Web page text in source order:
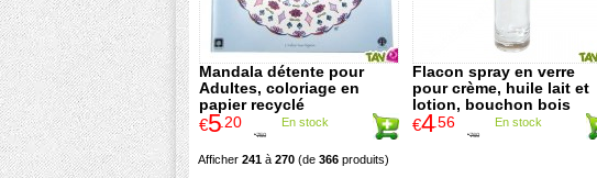
Mandala détente pour
Adultes, coloriage en
papier recyclé
€7.50
€5.20 En stock
Flacon spray en verre
pour crème, huile lait et
lotion, bouchon bois
100ml
€7.60
€4 .56 En stock
Afficher 241 à 270 (de 366 produits)